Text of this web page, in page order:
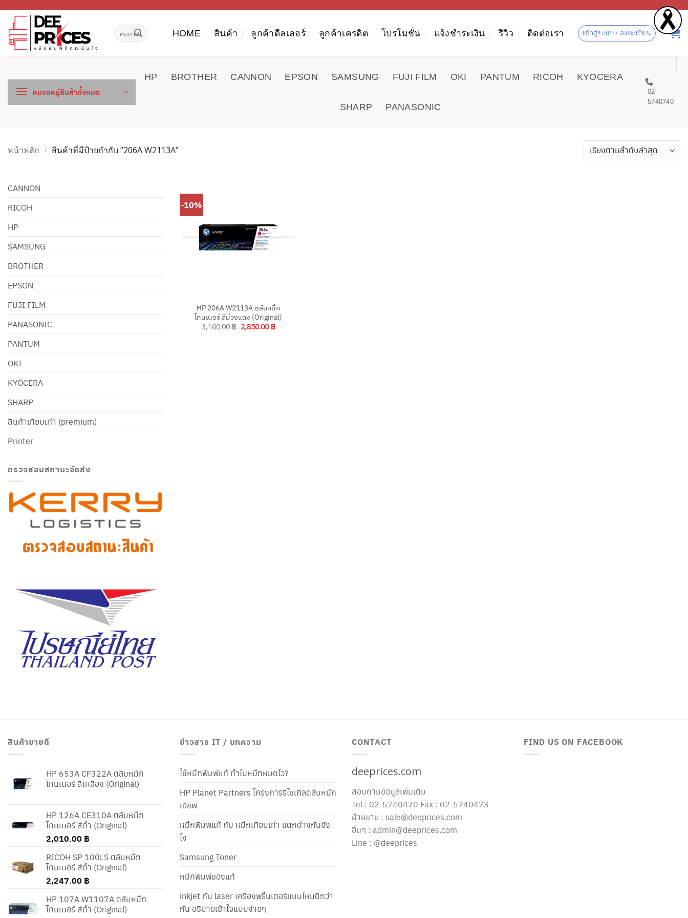
เนื้อหา
ค้นหา: HOME สินค้า ลูกค้าดีลเลอร์ ลูกค้าเครดิต โปรโมชั่น แจ้งชำระเงิน รีวิว ติดต่อเรา เข้าสู่ระบบ / ลงทะเบียน
หมวดหมู่สินค้าทั้งหมด
HP BROTHER CANNON EPSON SAMSUNG FUJI FILM OKI PANTUM RICOH KYOCERA
SHARP PANASONIC
02-
5740740
หน้าหลัก / สินค้าที่มีป้ายกำกับ “206A W2113A”
CANNON
RICOH
HP
SAMSUNG
BROTHER
EPSON
FUJI FILM
PANASONIC
PANTUM
OKI
KYOCERA
SHARP
สินค้าเทียบเท่า (premium)
Printer
ตรวจสอบสถานะจัดส่ง
-10%
HP 206A W2113A ตลับหมึก
โทนเนอร์ สีม่วงแดง (Original)
3,160.00฿ Original
price
2,850.00 ฿Current
สินค้าขายดี
HP 653A CF322A ตลับหมึก
โทนเนอร์ สีเหลือง (Original)
HP 126A CE310A ตลับหมึก
โทนเนอร์ สีดำ (Original)
2,010.00 ฿
RICOH SP 100LS ตลับหมึก
โทนเนอร์ สีดำ (Original)
2,247.00 ฿
HP 107A W1107A ตลับหมึก
โทนเนอร์ สีดำ (Original)
ข่าวสาร IT / บทความ
ใช้หมึกพิมพ์แท้ ทำไมหมึกหมดไว?
HP Planet Partners โครงการรีไซเคิลตลับหมึก
เอชพี
หมึกพิมพ์แท้ กับ หมึกเทียบเท่า แตกต่างกันยัง
ไง
Samsung Toner
หมึกพิมพ์ของแท้
inkjet กับ laser เครื่องพริ้นเตอร์แบบไหนดีกว่า
กัน อธิบายเข้าใจแบบง่ายๆ
CONTACT
deeprices.com
สอบถามข้อมูลเพิ่มเติม
Tel : 02-5740470 Fax : 02-5740473
ฝ่ายขาย : sale@deeprices.com
อื่นๆ : admin@deeprices.com
Line : @deeprices
FIND US ON FACEBOOK